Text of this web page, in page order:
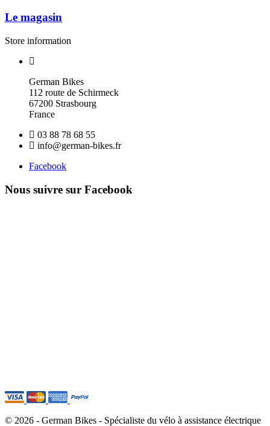
Le magasin
Store information
German Bikes
112 route de Schirmeck
67200 Strasbourg
France
03 88 78 68 55
info@german-bikes.fr
Facebook
Nous suivre sur Facebook
© 2026 - German Bikes - Spécialiste du vélo à assistance électrique